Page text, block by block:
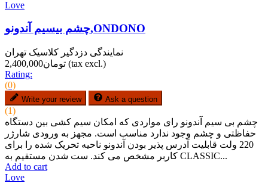
Love
چشم بیسیم آندونو,ONDONO
نمایندگی دزدگیر کلاسیک تهران
تومان2,400,000 (tax excl.)
Rating:
(0)
Write your review Ask a question
(1)
چشم بی سیم آندونو رای مواردی که امکان سیم کشی بین دستگاه
حفاظتی و چشم وجود ندارد مناسب است. مجهز به ورودی شارژر
220 ولت قابلیت آدرس پذیر بودن آندونو ناحیه تحریک شده را برای
کاربر مشخص می کند. ست شدن مستقیم به CLASSIC...
Add to cart
Love